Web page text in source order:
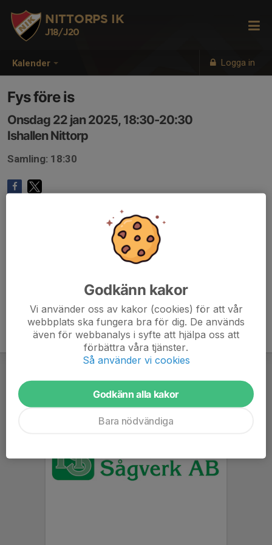
Kalender Logga in
NITTORPS IK
J18/J20
Fys före is
Onsdag 22 jan 2025, 18:30-20:30
Ishallen Nittorp
Samling: 18:30
Godkänn kakor
Vi använder oss av kakor (cookies) för att vår
webbplats ska fungera bra för dig. De används
även för webbanalys i syfte att hjälpa oss att
förbättra våra tjänster.
Så använder vi cookies
Godkänn alla kakor
Bara nödvändiga